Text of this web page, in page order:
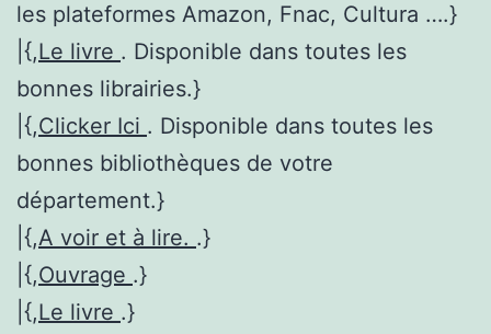
les plateformes Amazon, Fnac, Cultura ….}
|{,Le livre . Disponible dans toutes les
bonnes librairies.}
|{,Clicker Ici . Disponible dans toutes les
bonnes bibliothèques de votre
département.}
|{,A voir et à lire. .}
|{,Ouvrage .}
|{,Le livre .}